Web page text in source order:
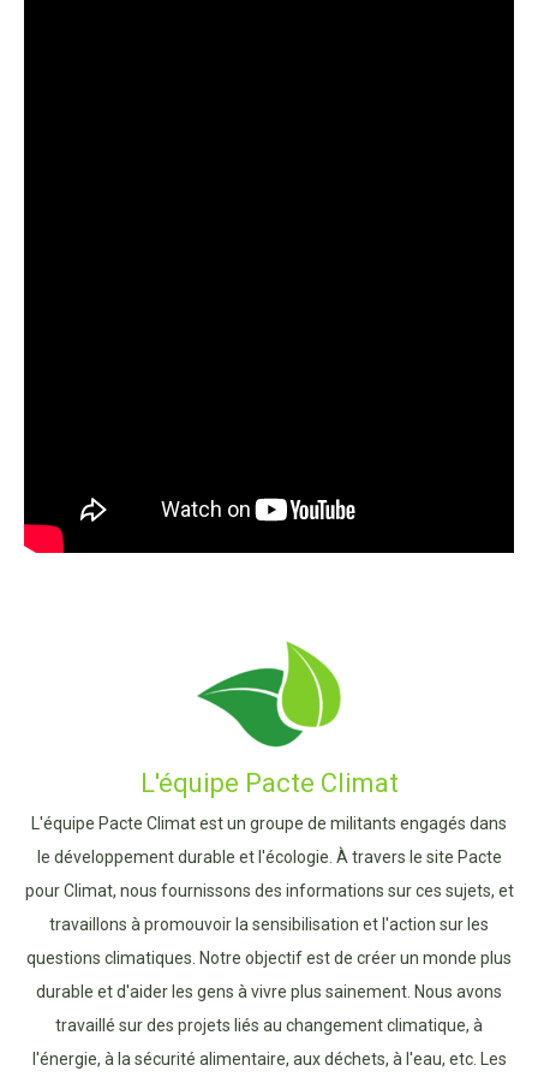
L'équipe Pacte Climat
L'équipe Pacte Climat est un groupe de militants engagés dans
le développement durable et l'écologie. À travers le site Pacte
pour Climat, nous fournissons des informations sur ces sujets, et
travaillons à promouvoir la sensibilisation et l'action sur les
questions climatiques. Notre objectif est de créer un monde plus
durable et d'aider les gens à vivre plus sainement. Nous avons
travaillé sur des projets liés au changement climatique, à
l'énergie, à la sécurité alimentaire, aux déchets, à l'eau, etc. Les